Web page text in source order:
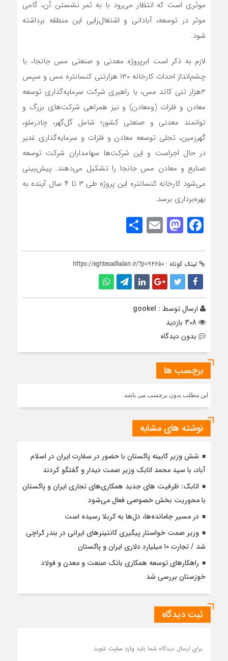
موثری است که انتظار می‌رود با به ثمر نشستن آن، گامی
موثر در توسعه، آبادانی و اشتغال‌زایی این منطقه برداشته
شود.
لازم به ذکر است ابرپروژه معدنی و صنعتی مس جانجا، با
چشم‌انداز احداث کارخانه ۱۳۰ هزارتنی کنسانتره مس و سپس
۳هزار تنی کاتد مس، با راهبری شرکت سرمایه‌گذاری توسعه
معادن و فلزات (ومعادن) و نیز همراهی شرکت‌های بزرگ و
توانمند معدنی و صنعتی کشور؛ شامل گل‌گهر، چادرملو،
گهرزمین، تجلی توسعه معادن و فلزات و سرمایه‌گذاری غدیر
در حال اجراست و این شرکت‌ها سهامداران شرکت توسعه
صنایع و معادن مس جانجا را تشکیل می‌دهند. پیش‌بینی
می‌شود کارخانه کنسانتره این پروژه طی ۳ تا ۴ سال آینده به
بهره‌برداری برسد.
Facebook
Mastodon
Email
لینک کوتاه : https://eghtesadkalan.ir/?p=94650
ارسال توسط : gookel
بدون دیدگاه
برچسب ها
این مطلب بدون برچسب می باشد.
نوشته های مشابه
شش وزیر کابینه پاکستان با حضور در سفارت ایران در اسلام
آباد، با سيد محمد اتابك وزير صمت ديدار و گفتگو كردند
اتابک: ظرفیت های جدید همکاری‌های تجاری ایران و پاکستان
با محوریت بخش خصوصی فعال می‌شود
در مسیر جا‌مانده‌ها، دل‌ها به کربلا رسیده است
وزیر صمت خواستار پیگیری کانتینرهای ایرانی در بندر کراچی
شد / تجارت ۱۰ میلیارد دلاری ایران و پاکستان
راهکارهای توسعه همکاری بانک صنعت و معدن و فولاد
خوزستان بررسی شد
ثبت دیدگاه
برای ارسال دیدگاه شما باید وارد سایت شوید.